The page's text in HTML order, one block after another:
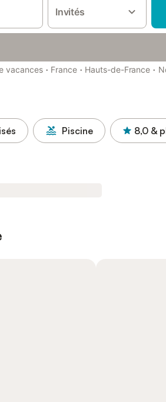
Invités
vacances · France · Hauts-de-France ·
Piscine 8,0 &